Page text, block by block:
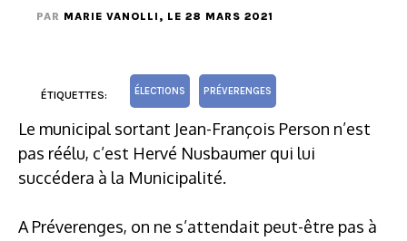
PAR MARIE VANOLLI , LE 28 MARS 2021
ÉTIQUETTES: ÉLECTIONS PRÉVERENGES
Le municipal sortant Jean-François Person n’est
pas réélu, c’est Hervé Nusbaumer qui lui
succédera à la Municipalité.
A Préverenges, on ne s’attendait peut-être pas à